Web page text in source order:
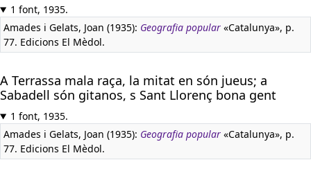
1 font, 1935.
Amades i Gelats, Joan (1935): Geografia popular «Catalunya», p.
77. Edicions El Mèdol.
A Terrassa mala raça, la mitat en són jueus; a
Sabadell són gitanos, s Sant Llorenç bona gent
1 font, 1935.
Amades i Gelats, Joan (1935): Geografia popular «Catalunya», p.
77. Edicions El Mèdol.